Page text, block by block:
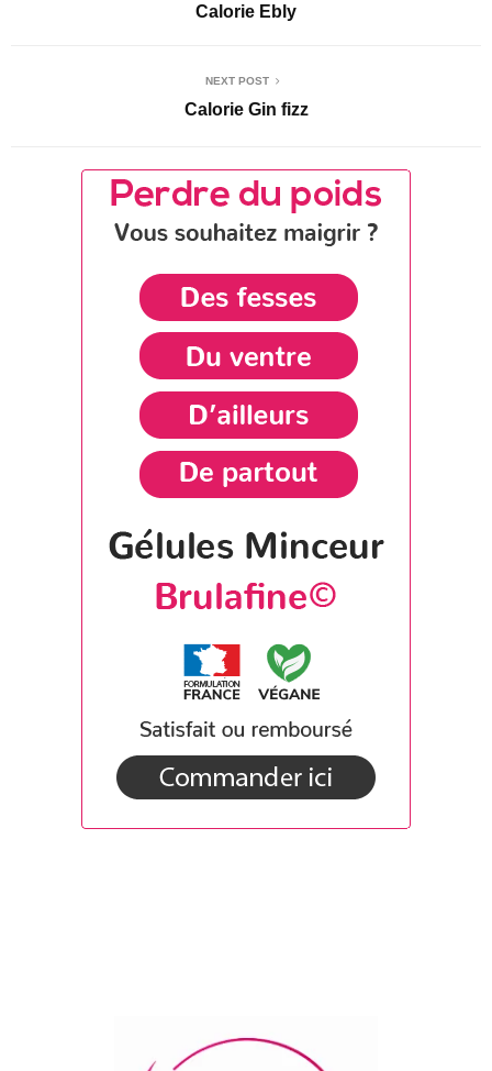
Calorie Ebly
NEXT POST
Calorie Gin fizz